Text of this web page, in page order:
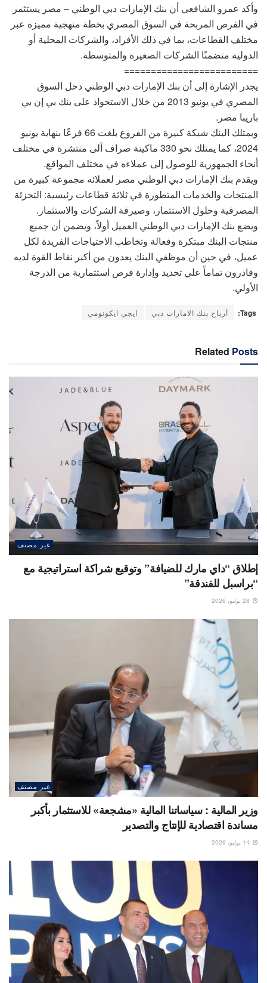
وأكد عمرو الشافعي أن بنك الإمارات دبي الوطني – مصر يستثمر
في الفرص المربحة في السوق المصري بخطة منهجية مميزة عبر
مختلف القطاعات، بما في ذلك الأفراد، والشركات المحلية أو
الدولية متضمنًا الشركات الصغيرة والمتوسطة.
=========================
يجدر الإشارة إلى أن بنك الإمارات دبي الوطني دخل السوق
المصري في يونيو 2013 من خلال الاستحواذ على بنك بي إن بي
باريبا مصر.
ويمتلك البنك شبكة كبيرة من الفروع بلغت 66 فرعًا بنهاية يونيو
2024، كما يمتلك نحو 330 ماكينة صراف آلى منتشرة في مختلف
أنحاء الجمهورية للوصول إلى عملاءه في مختلف المواقع.
ويقدم بنك الإمارات دبي الوطني مصر لعملائه مجموعة كبيرة من
المنتجات والخدمات المتطورة في ثلاثة قطاعات رئيسية: التجزئة
المصرفية وحلول الاستثمار، وصيرفة الشركات والاستثمار.
ويضع بنك الإمارات دبي الوطني العميل أولاً، ويضمن أن جميع
منتجات البنك مبتكرة وفعالة وتخاطب الاحتياجات الفريدة لكل
عميل، في حين أن موظفي البنك يعدون من أكبر نقاط القوة لديه
وقادرون تماماً علي تحديد وإدارة فرص استثمارية من الدرجة
الأولي.
Tags: أرباح بنك الامارات دبي ايجي ايكونومي
Related Posts
غير مصنف
إطلاق “داي مارك للضيافة” وتوقيع شراكة استراتيجية مع
“براسبل للفندقة”
غير مصنف
وزير المالية : سياساتنا المالية «مشجعة» للاستثمار بأكبر
مساندة اقتصادية للإنتاج والتصدير